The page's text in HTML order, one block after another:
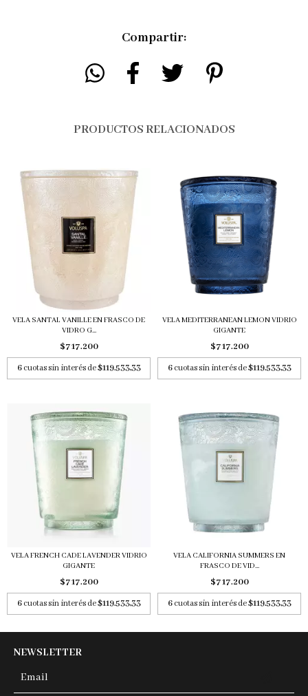
Compartir:
PRODUCTOS RELACIONADOS
VELA SANTAL VANILLE EN FRASCO DE
VIDRO G...
$717.200
6cuotas sin interés de$119.533,33
VELA MEDITERRANEAN LEMON VIDRIO
GIGANTE
$717.200
6cuotas sin interés de$119.533,33
VELA FRENCH CADE LAVENDER VIDRIO
GIGANTE
$717.200
6cuotas sin interés de$119.533,33
VELA CALIFORNIA SUMMERS EN
FRASCO DE VID...
$717.200
6cuotas sin interés de$119.533,33
NEWSLETTER